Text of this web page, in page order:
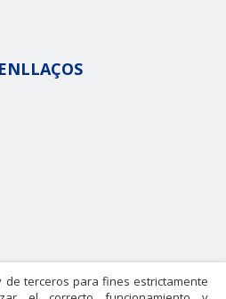
ENLLAÇOS
de terceros para fines estrictamente